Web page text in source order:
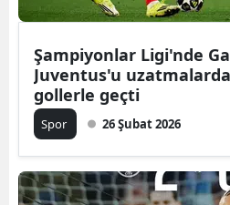
Şampiyonlar Ligi'nde
Juventus'u
gollerle geçti
Spor 26 Şubat 2026